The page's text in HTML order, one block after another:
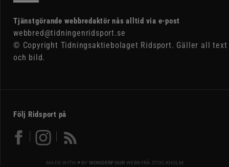
Tjänstgörande webbredaktör nås alltid via e-post
webbred@tidningenridsport.se
© Copyright Tidningsaktiebolaget Ridsport. Gäller all text
och bild.
Följ Ridsport på
MADE WITH ♥ BY WONDERFOUR WEBBYRÅ STOCKHOLM